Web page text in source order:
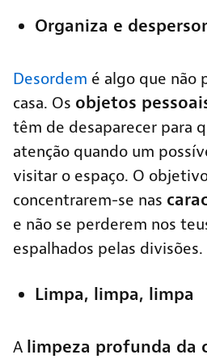
Organiza e
Desordem é algo que não
casa. Os objetos
têm de desaparecer para
atenção quando um
visitar o espaço. O
concentrarem-se nas
e não se perderem nos
espalhados pelas divisões.
Limpa, limpa, limpa
A limpeza profunda da